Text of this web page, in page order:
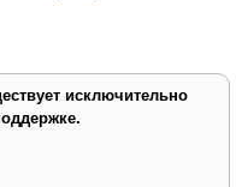
исключительно